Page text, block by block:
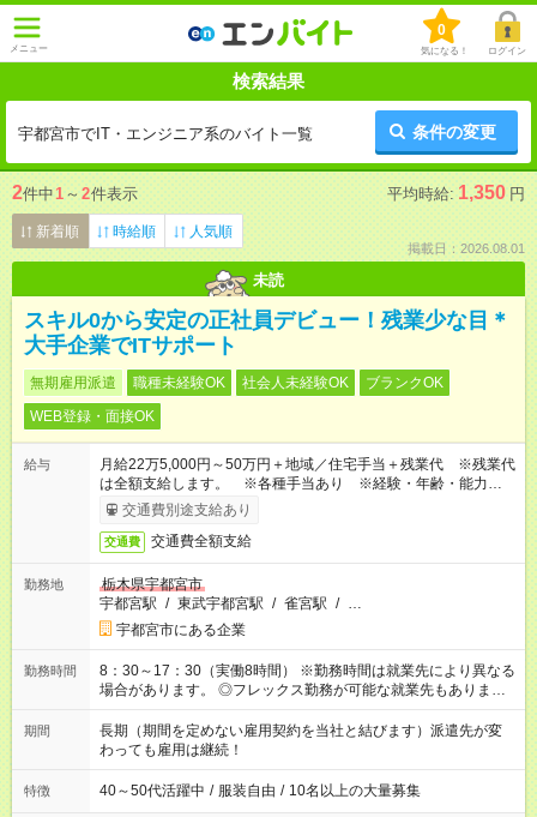
メニュー
0
気になる！ ログイン
検索結果
宇都宮市でIT・エンジニア系のバイト一覧 条件の変更
2件中1 ～ 2件表示 平均時給: 1,350 円
新着順 時給順 人気順
掲載日：2026.08.01
未読
スキル0から安定の正社員デビュー！残業少な目＊
大手企業でITサポート
無期雇用派遣 職種未経験OK 社会人未経験OK
ブランクOK
WEB登録・面接OK
給与
月給22万5,000円～50万円＋地域／住宅手当＋残業代 ※残業代
は全額支給します。 ※各種手当あり ※経験・年齢・能力等を
考慮して加給・優遇します。
交通費別途支給あり
交通費 交通費全額支給
勤務地
栃木県宇都宮市
宇都宮駅 / 東武宇都宮駅 / 雀宮駅 / …
宇都宮市にある企業
勤務時間
8：30～17：30（実働8時間） ※勤務時間は就業先により異なる
場合があります。 ◎フレックス勤務が可能な就業先もありま
す。 ◎今よりもさらに働きやすい環境をつくるべく、 働き方
改革に全社をあげて取り組んでいます。
期間
長期（期間を定めない雇用契約を当社と結びます）派遣先が変
わっても雇用は継続！
特徴 40～50代活躍中 / 服装自由 / 10名以上の大量募集